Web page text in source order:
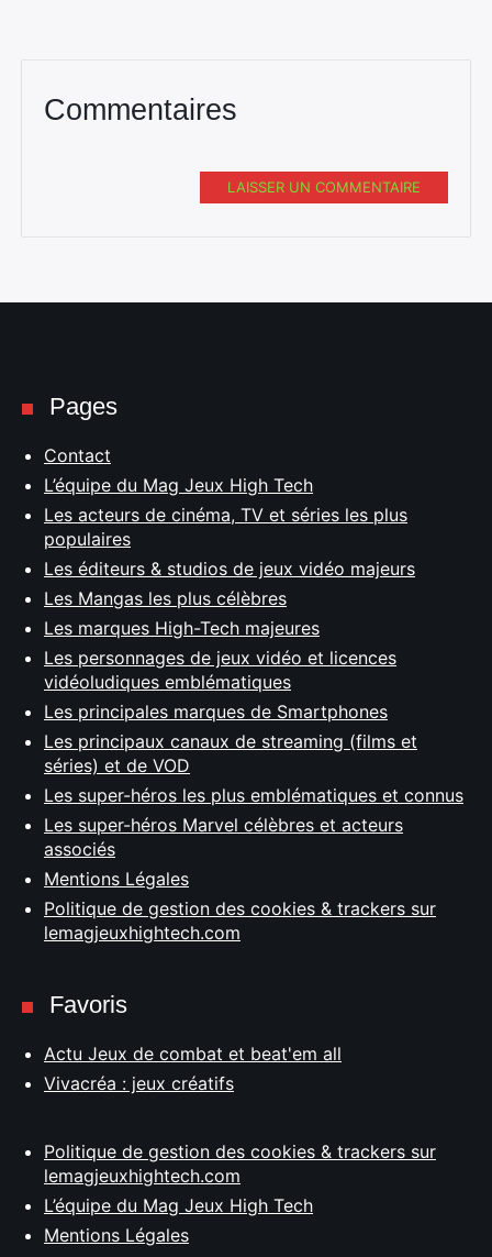
Commentaires
LAISSER UN COMMENTAIRE
Pages
Contact
L’équipe du Mag Jeux High Tech
Les acteurs de cinéma, TV et séries les plus
populaires
Les éditeurs & studios de jeux vidéo majeurs
Les Mangas les plus célèbres
Les marques High-Tech majeures
Les personnages de jeux vidéo et licences
vidéoludiques emblématiques
Les principales marques de Smartphones
Les principaux canaux de streaming (films et
séries) et de VOD
Les super-héros les plus emblématiques et connus
Les super-héros Marvel célèbres et acteurs
associés
Mentions Légales
Politique de gestion des cookies & trackers sur
lemagjeuxhightech.com
Favoris
Actu Jeux de combat et beat'em all
Vivacréa : jeux créatifs
Politique de gestion des cookies & trackers sur
lemagjeuxhightech.com
L’équipe du Mag Jeux High Tech
Mentions Légales